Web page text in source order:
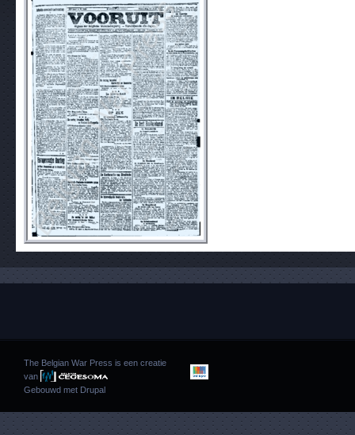
The Belgian War Press is een creatie
van
Gebouwd met Drupal